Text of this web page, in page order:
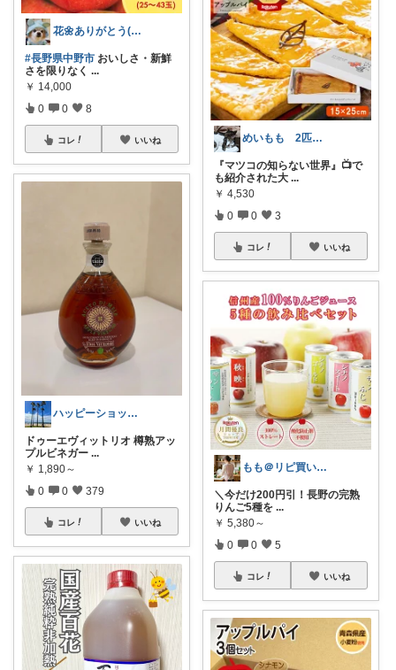
花🌼ありがとう(*･ω･)*_ _)ﾍ
#長野県中野市 おいしさ・新鮮
さを限りなく ...
￥ 14,000
0 0 8
コレ いいね
ハッピーショッパー77
ドゥーエヴィットリオ 樽熟アッ
プルビネガー ...
￥ 1,890～
0 0 379
コレ いいね
めいもも 2匹のママです🐈
『マツコの知らない世界』📺で
も紹介された大 ...
￥ 4,530
0 0 3
コレ いいね
もも＠リピ買い決定の自然派グルメ
＼今だけ200円引！長野の完熟
りんご5種を ...
￥ 5,380～
0 0 5
コレ いいね